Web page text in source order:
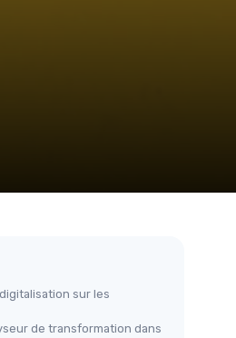
sur les
de transformation dans